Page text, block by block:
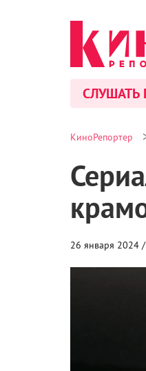
СЛУШАТЬ
КиноРепортер
26 января 2024 /